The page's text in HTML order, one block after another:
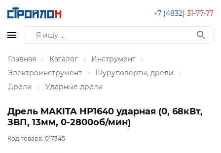
+7 (4832) 31-77-77
Главная Каталог
Инструмент
Электроинструмент
Шуруповёрты, дрели
Дрели
Ударные дрели
Дрель MAKITA HP1640 ударная (0, 68кВт,
ЗВП, 13мм, 0-2800об/мин)
Код товара: 017345